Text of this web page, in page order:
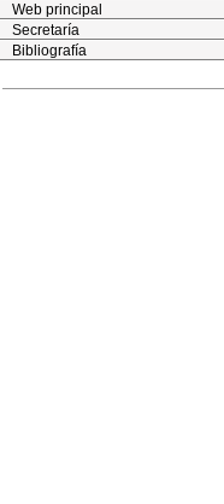
Web principal
Secretaría
Bibliografía